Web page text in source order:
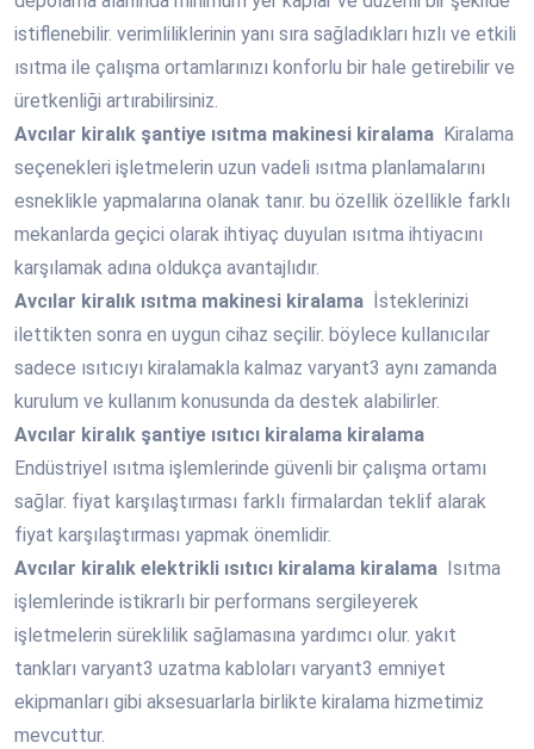
istiflenebilir. verimliliklerinin yanı sıra sağladıkları hızlı ve etkili
ısıtma ile çalışma ortamlarınızı konforlu bir hale getirebilir ve
üretkenliği artırabilirsiniz.
Avcılar kiralık şantiye ısıtma makinesi kiralama Kiralama
seçenekleri işletmelerin uzun vadeli ısıtma planlamalarını
esneklikle yapmalarına olanak tanır. bu özellik özellikle farklı
mekanlarda geçici olarak ihtiyaç duyulan ısıtma ihtiyacını
karşılamak adına oldukça avantajlıdır.
Avcılar kiralık ısıtma makinesi kiralama İsteklerinizi
ilettikten sonra en uygun cihaz seçilir. böylece kullanıcılar
sadece ısıtıcıyı kiralamakla kalmaz varyant3 aynı zamanda
kurulum ve kullanım konusunda da destek alabilirler.
Avcılar kiralık şantiye ısıtıcı kiralama kiralama
Endüstriyel ısıtma işlemlerinde güvenli bir çalışma ortamı
sağlar. fiyat karşılaştırması farklı firmalardan teklif alarak
fiyat karşılaştırması yapmak önemlidir.
Avcılar kiralık elektrikli ısıtıcı kiralama kiralama Isıtma
işlemlerinde istikrarlı bir performans sergileyerek
işletmelerin süreklilik sağlamasına yardımcı olur. yakıt
tankları varyant3 uzatma kabloları varyant3 emniyet
ekipmanları gibi aksesuarlarla birlikte kiralama hizmetimiz
mevcuttur.